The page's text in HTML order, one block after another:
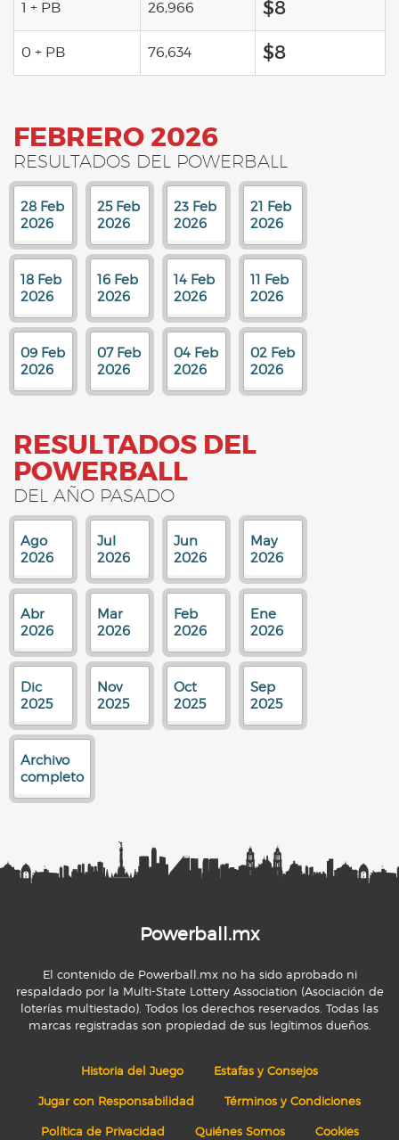
1 + PB 26,966 $8
0 + PB 76,634 $8
FEBRERO 2026
RESULTADOS DEL POWERBALL
28 Feb
2026
25 Feb
2026
23 Feb
2026
21 Feb
2026
18 Feb
2026
16 Feb
2026
14 Feb
2026
11 Feb
2026
09 Feb
2026
07 Feb
2026
04 Feb
2026
02 Feb
2026
RESULTADOS DEL
POWERBALL
DEL AÑO PASADO
Ago
2026
Jul
2026
Jun
2026
May
2026
Abr
2026
Mar
2026
Feb
2026
Ene
2026
Dic
2025
Nov
2025
Oct
2025
Sep
2025
Archivo
completo
Powerball.mx
El contenido de Powerball.mx no ha sido aprobado ni
respaldado por la Multi-State Lottery Association (Asociación de
loterías multiestado). Todos los derechos reservados. Todas las
marcas registradas son propiedad de sus legítimos dueños.
Historia del Juego Estafas y Consejos
Jugar con Responsabilidad Términos y Condiciones
Política de Privacidad Quiénes Somos Cookies